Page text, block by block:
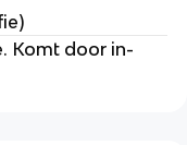
Komt door in-